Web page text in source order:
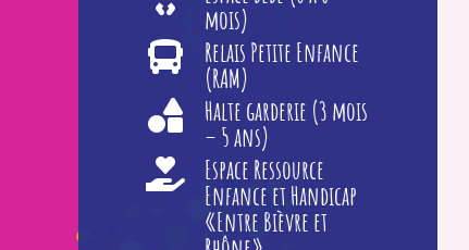
mois)
Relais Petite Enfance
(RAM)
Halte garderie (3 mois
– 5 ans)
Espace Ressource
Enfance et Handicap
«Entre Bièvre et